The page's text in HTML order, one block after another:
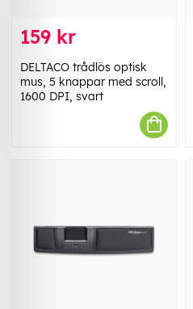
159 kr
DELTACO trådlös optisk
mus, 5 knappar med scroll,
1600 DPI, svart